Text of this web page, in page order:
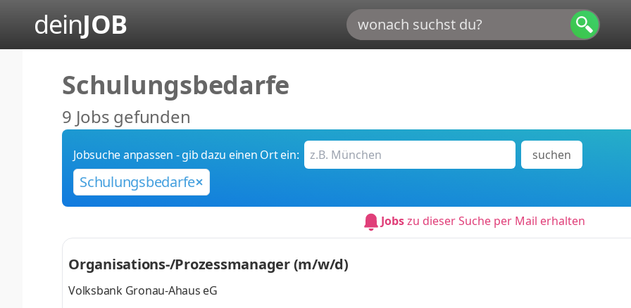
deinJOB
Schulungsbedarfe
9 Jobs gefunden
Jobsuche anpassen - gib dazu einen Ort ein: suchen
Schulungsbedarfe
Jobszu dieser Suche per Mail erhalten
Organisations-/Prozessmanager (m/w/d)
Volksbank Gronau-Ahaus eG